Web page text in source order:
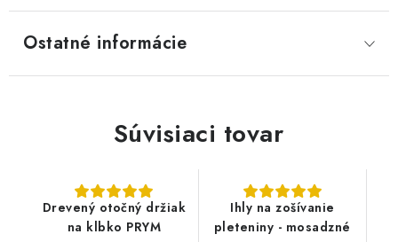
Ostatné informácie
Súvisiaci tovar
Drevený otočný držiak
na klbko PRYM
Ihly na zošívanie
pleteniny - mosadzné